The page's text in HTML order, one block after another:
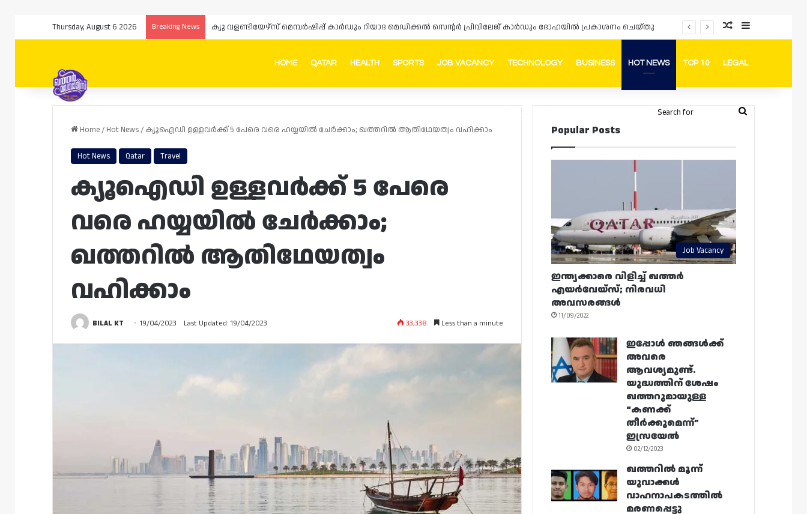
Thursday, August 6 2026 Breaking News Random Article
Sidebar
HOME QATAR HEALTH SPORTS JOB VACANCY TECHNOLOGY BUSINESS HOT NEWS TOP 10 LEGAL
FacebookInstagram
Telegram
Whatsapp Random Article
Switch skin
Search
Home/ Hot News/ ക്യൂഐഡി ഉള്ളവർക്ക് 5 പേരെ വരെ ഹയ്യയിൽ ചേർക്കാം; ഖത്തറിൽ ആതിഥേയത്വം വഹിക്കാം
Hot News Qatar Travel
ക്യൂഐഡി ഉള്ളവർക്ക് 5 പേരെ
വരെ ഹയ്യയിൽ ചേർക്കാം;
ഖത്തറിൽ ആതിഥേയത്വം
വഹിക്കാം
BILAL KT 19/04/2023 Last Updated: 19/04/2023 33,338 Less than a minute
Popular Posts
Job Vacancy
ഇന്ത്യക്കാരെ വിളിച്ച് ഖത്തർ
എയർവേയ്‌സ്; നിരവധി
അവസരങ്ങൾ
11/09/2022
ഇപ്പോൾ ഞങ്ങൾക്ക്
അവരെ
ആവശ്യമുണ്ട്.
യുദ്ധത്തിന് ശേഷം
ഖത്തറുമായുള്ള
“കണക്ക്
തീർക്കുമെന്ന്”
ഇസ്രയേൽ
02/12/2023
ഖത്തറിൽ മൂന്ന്
യുവാക്കൾ
വാഹനാപകടത്തിൽ
മരണപ്പെട്ടു